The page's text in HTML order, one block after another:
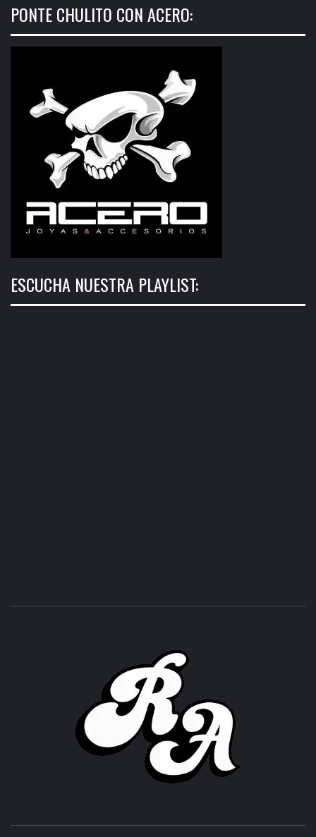
PONTE CHULITO CON ACERO:
ESCUCHA NUESTRA PLAYLIST: